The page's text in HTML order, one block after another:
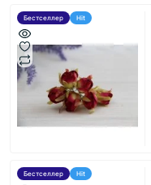
Бестселлер Hit
Бестселлер Hit